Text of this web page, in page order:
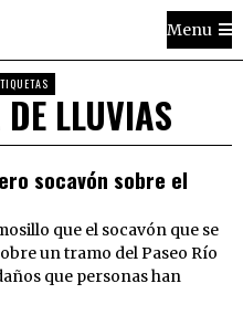
Menu
LLUVIAS
socavón sobre el
que el socavón que se
un tramo del Paseo Río
que personas han